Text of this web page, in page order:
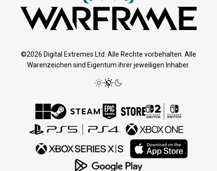
©2026 Digital Extremes Ltd. Alle Rechte vorbehalten. Alle
Warenzeichen sind Eigentum ihrer jeweiligen Inhaber.